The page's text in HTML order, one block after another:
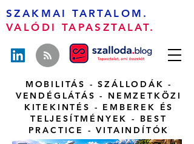
SZAKMAI TARTALOM.
VALÓDI TAPASZTALAT.
MOBILITÁS - SZÁLLODÁK -
VENDÉGLÁTÁS - NEMZETKÖZI
KITEKINTÉS - EMBEREK ÉS
TELJESÍTMÉNYEK - BEST
PRACTICE - VITAINDÍTÓK